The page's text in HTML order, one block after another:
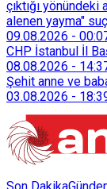
çıktığı yönündeki
alenen yayma"
duyurdu.
09.08.2026 -
CHP İstanbul İl
08.08.2026 -
Şehit anne ve
03.08.2026 -